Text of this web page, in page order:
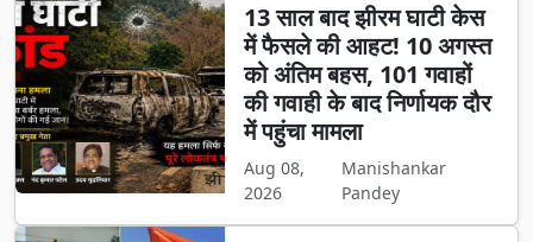
13 साल बाद झीरम घाटी केस
में फैसले की आहट! 10 अगस्त
को अंतिम बहस, 101 गवाहों
की गवाही के बाद निर्णायक दौर
में पहुंचा मामला
Aug 08,
2026
Manishankar
Pandey